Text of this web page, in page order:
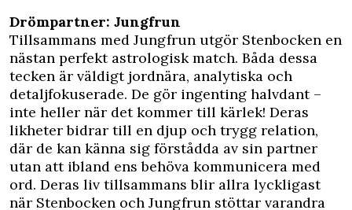
Drömpartner: Jungfrun
Tillsammans med Jungfrun utgör Stenbocken en
nästan perfekt astrologisk match. Båda dessa
tecken är väldigt jordnära, analytiska och
detaljfokuserade. De gör ingenting halvdant –
inte heller när det kommer till kärlek! Deras
likheter bidrar till en djup och trygg relation,
där de kan känna sig förstådda av sin partner
utan att ibland ens behöva kommunicera med
ord. Deras liv tillsammans blir allra lyckligast
när Stenbocken och Jungfrun stöttar varandra